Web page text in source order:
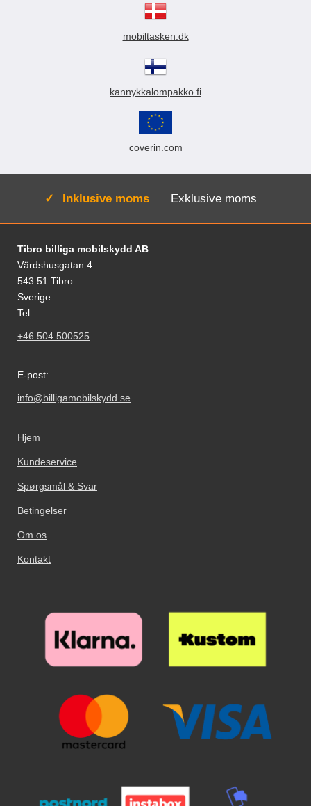
mobiltasken.dk
kannykkalompakko.fi
coverin.com
Aktiv:
Inklusive moms Exklusive moms
Fodnoter Blandede oplysninger og links
Tibro billiga mobilskydd AB
Värdshusgatan 4
543 51 Tibro
Sverige
Tel:
+46 504 500525
E-post:
info@billigamobilskydd.se
Hjem
Kundeservice
Spørgsmål & Svar
Betingelser
Om os
Kontakt